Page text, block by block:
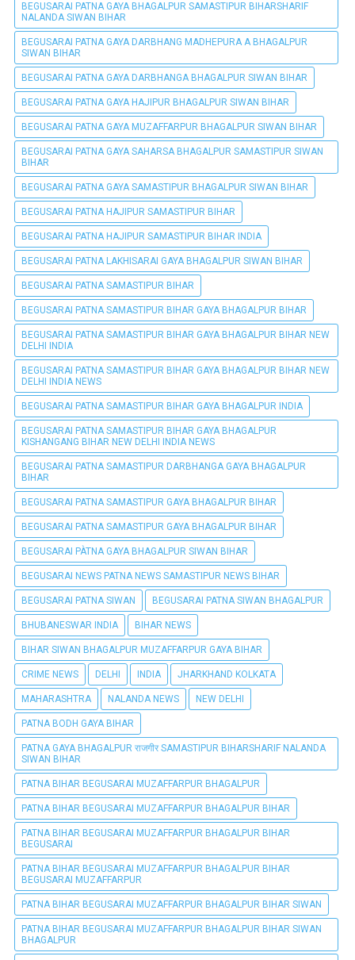
BEGUSARAI PATNA GAYA BHAGALPUR SAMASTIPUR BIHARSHARIF
NALANDA SIWAN BIHAR
BEGUSARAI PATNA GAYA DARBHANG MADHEPURA A BHAGALPUR
SIWAN BIHAR
BEGUSARAI PATNA GAYA DARBHANGA BHAGALPUR SIWAN BIHAR
BEGUSARAI PATNA GAYA HAJIPUR BHAGALPUR SIWAN BIHAR
BEGUSARAI PATNA GAYA MUZAFFARPUR BHAGALPUR SIWAN BIHAR
BEGUSARAI PATNA GAYA SAHARSA BHAGALPUR SAMASTIPUR SIWAN
BIHAR
BEGUSARAI PATNA GAYA SAMASTIPUR BHAGALPUR SIWAN BIHAR
BEGUSARAI PATNA HAJIPUR SAMASTIPUR BIHAR
BEGUSARAI PATNA HAJIPUR SAMASTIPUR BIHAR INDIA
BEGUSARAI PATNA LAKHISARAI GAYA BHAGALPUR SIWAN BIHAR
BEGUSARAI PATNA SAMASTIPUR BIHAR
BEGUSARAI PATNA SAMASTIPUR BIHAR GAYA BHAGALPUR BIHAR
BEGUSARAI PATNA SAMASTIPUR BIHAR GAYA BHAGALPUR BIHAR NEW
DELHI INDIA
BEGUSARAI PATNA SAMASTIPUR BIHAR GAYA BHAGALPUR BIHAR NEW
DELHI INDIA NEWS
BEGUSARAI PATNA SAMASTIPUR BIHAR GAYA BHAGALPUR INDIA
BEGUSARAI PATNA SAMASTIPUR BIHAR GAYA BHAGALPUR
KISHANGANG BIHAR NEW DELHI INDIA NEWS
BEGUSARAI PATNA SAMASTIPUR DARBHANGA GAYA BHAGALPUR
BIHAR
BEGUSARAI PATNA SAMASTIPUR GAYA BHAGALPUR BIHAR
BEGUSARAI PATNA SAMASTIPUR GAYA BHAGALPUR BIHAR
BEGUSARAI PÀTNA GAYA BHAGALPUR SIWAN BIHAR
BEGUSARAI NEWS PATNA NEWS SAMASTIPUR NEWS BIHAR
BEGUSARAI PATNA SIWAN BEGUSARAI PATNA SIWAN BHAGALPUR
BHUBANESWAR INDIA BIHAR NEWS
BIHAR SIWAN BHAGALPUR MUZAFFARPUR GAYA BIHAR
CRIME NEWS DELHI INDIA JHARKHAND KOLKATA
MAHARASHTRA NALANDA NEWS NEW DELHI
PATNA BODH GAYA BIHAR
PATNA GAYA BHAGALPUR राजगीर SAMASTIPUR BIHARSHARIF NALANDA
SIWAN BIHAR
PATNA BIHAR BEGUSARAI MUZAFFARPUR BHAGALPUR
PATNA BIHAR BEGUSARAI MUZAFFARPUR BHAGALPUR BIHAR
PATNA BIHAR BEGUSARAI MUZAFFARPUR BHAGALPUR BIHAR
BEGUSARAI
PATNA BIHAR BEGUSARAI MUZAFFARPUR BHAGALPUR BIHAR
BEGUSARAI MUZAFFARPUR
PATNA BIHAR BEGUSARAI MUZAFFARPUR BHAGALPUR BIHAR SIWAN
PATNA BIHAR BEGUSARAI MUZAFFARPUR BHAGALPUR BIHAR SIWAN
BHAGALPUR